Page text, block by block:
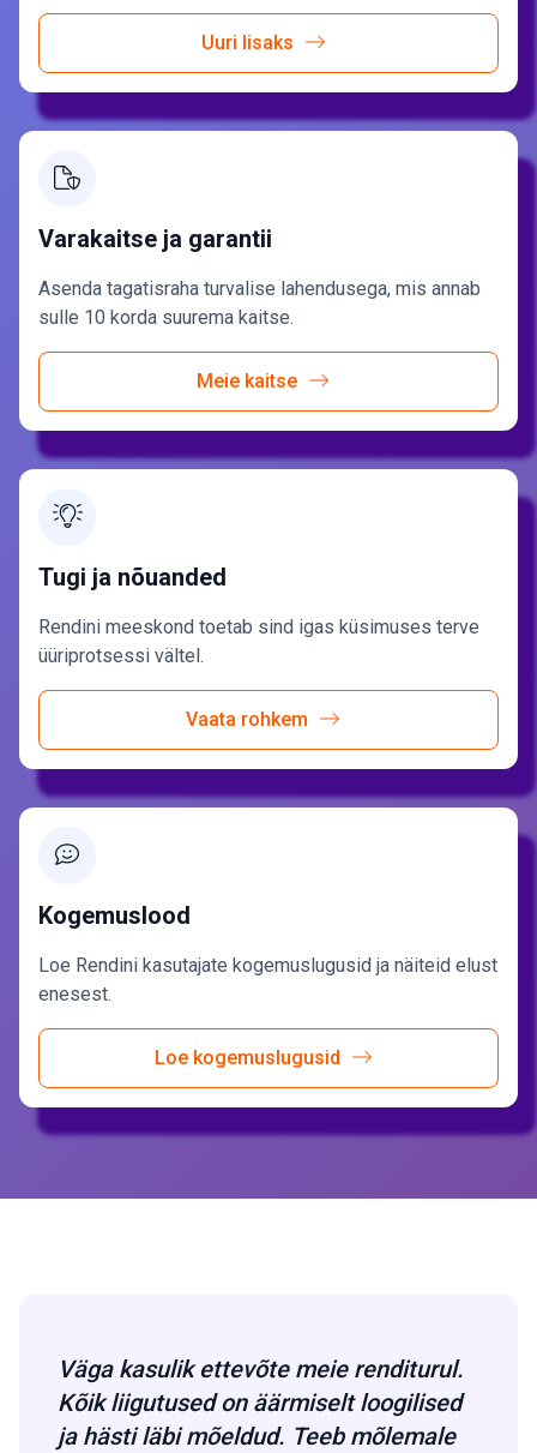
Uuri lisaks
Varakaitse ja garantii
Asenda tagatisraha turvalise lahendusega, mis annab
sulle 10 korda suurema kaitse.
Meie kaitse
Tugi ja nõuanded
Rendini meeskond toetab sind igas küsimuses terve
üüriprotsessi vältel.
Vaata rohkem
Kogemuslood
Loe Rendini kasutajate kogemuslugusid ja näiteid elust
enesest.
Loe kogemuslugusid
Väga kasulik ettevõte meie renditurul.
Kõik liigutused on äärmiselt loogilised
ja hästi läbi mõeldud. Teeb mõlemale